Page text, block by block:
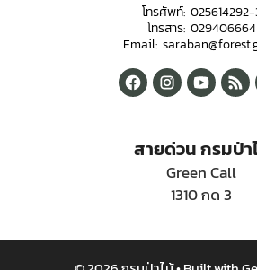
โทรศัพท์:
โทรสาร: 029406664
Email:
สายด่วน กรมป่า
Green Call
1310 กด 3